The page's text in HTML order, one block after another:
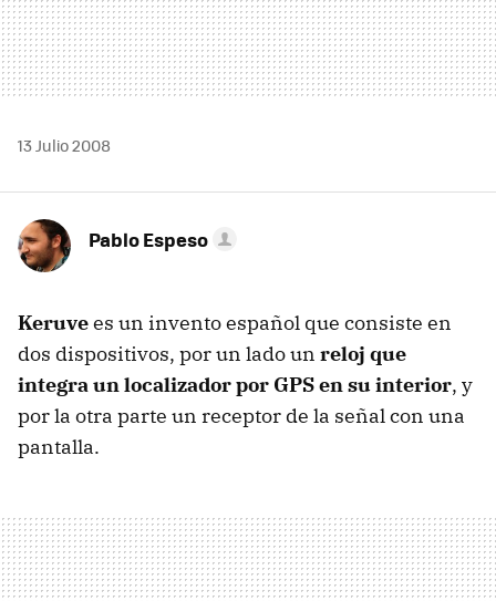
13 Julio 2008
Pablo Espeso
Keruvees un invento español que consiste en
dos dispositivos, por un lado un reloj que
integra un localizador por GPS en su interior, y
por la otra parte un receptor de la señal con una
pantalla.